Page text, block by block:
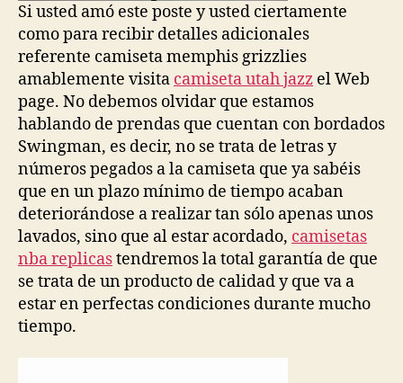
Si usted amó este poste y usted ciertamente
como para recibir detalles adicionales
referente camiseta memphis grizzlies
amablemente visita camiseta utah jazz el Web
page. No debemos olvidar que estamos
hablando de prendas que cuentan con bordados
Swingman, es decir, no se trata de letras y
números pegados a la camiseta que ya sabéis
que en un plazo mínimo de tiempo acaban
deteriorándose a realizar tan sólo apenas unos
lavados, sino que al estar acordado, camisetas
nba replicastendremos la total garantía de que
se trata de un producto de calidad y que va a
estar en perfectas condiciones durante mucho
tiempo.